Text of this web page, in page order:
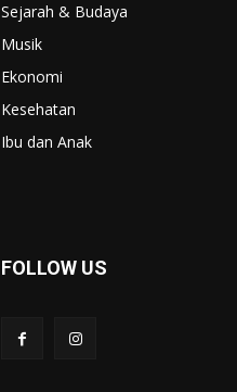
Sejarah & Budaya
Musik
Ekonomi
Kesehatan
Ibu dan Anak
FOLLOW US